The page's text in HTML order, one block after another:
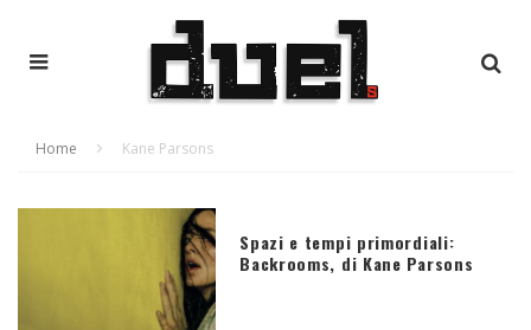
Home Kane Parsons
Spazi e tempi primordiali:
Backrooms, di Kane Parsons